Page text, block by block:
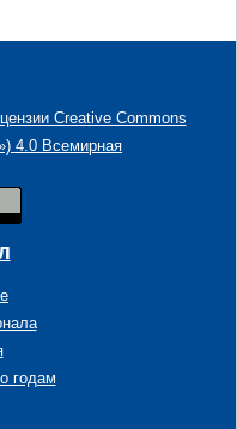
Creative Commons
4.0 Всемирная
годам